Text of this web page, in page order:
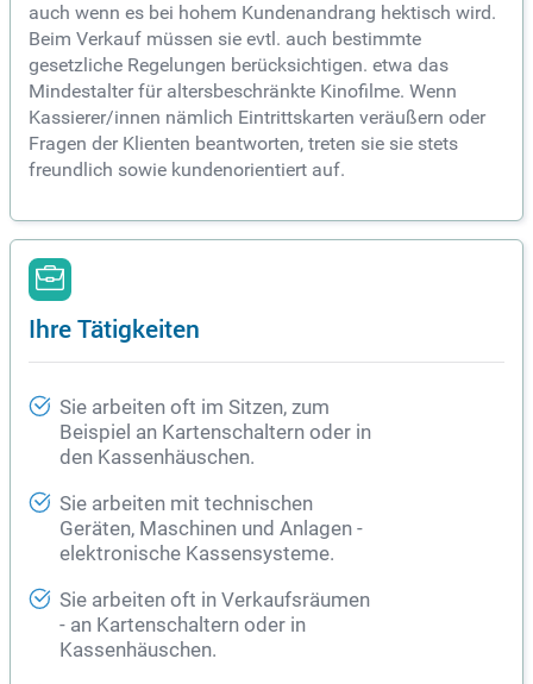
auch wenn es bei hohem Kundenandrang hektisch wird.
Beim Verkauf müssen sie evtl. auch bestimmte
gesetzliche Regelungen berücksichtigen. etwa das
Mindestalter für altersbeschränkte Kinofilme. Wenn
Kassierer/innen nämlich Eintrittskarten veräußern oder
Fragen der Klienten beantworten, treten sie sie stets
freundlich sowie kundenorientiert auf.
Ihre Tätigkeiten
Sie arbeiten oft im Sitzen, zum
Beispiel an Kartenschaltern oder in
den Kassenhäuschen.
Sie arbeiten mit technischen
Geräten, Maschinen und Anlagen -
elektronische Kassensysteme.
Sie arbeiten oft in Verkaufsräumen
- an Kartenschaltern oder in
Kassenhäuschen.